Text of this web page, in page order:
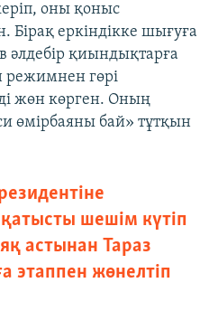
оны қоныс
Бірақ еркіндікке шығуға
әлдебір қиындықтарға
режимнен гөрі
жөн көрген. Оның
өмірбаяны бай» тұтқын
шешім күтіп
астынан Тараз
этаппен жөнелтіп